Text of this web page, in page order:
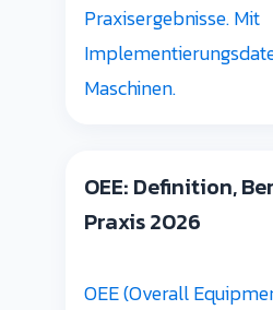
Praxisergebnisse. Mit
Maschinen.
OEE: Definition,
Praxis 2026
OEE (Overall